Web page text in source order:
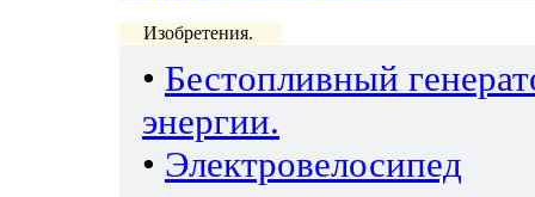
Изобретения.
• Бестопливный
энергии.
• Электровелосипед